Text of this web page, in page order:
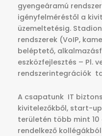
gyengeáramú
igényfelméréstől a
üzemeltetésig.
rendszerek (VoIP,
beléptető,
eszközfejlesztés – Pl.
rendszerintegrációk
A csapatunk IT
kivitelezőkből, start-
területén több mint
rendelkező